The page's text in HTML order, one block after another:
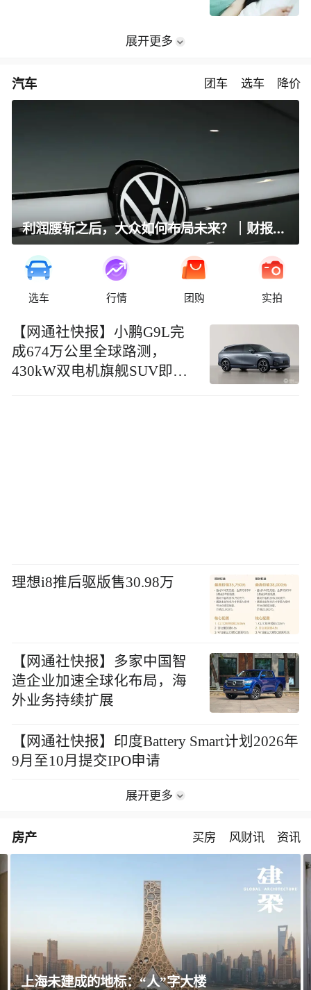
展开更多
汽车 团车 选车 降价
利润腰斩之后，大众如何布局未来？｜财报全视角
选车 行情 团购 实拍
【网通社快报】小鹏G9L完
成674万公里全球路测，
430kW双电机旗舰SUV即将
理想i8推后驱版售30.98万
【网通社快报】多家中国智
造企业加速全球化布局，海
外业务持续扩展
【网通社快报】印度Battery Smart计划2026年
9月至10月提交IPO申请
展开更多
房产 买房 风财讯 资讯
“人”字大楼 飘窗竟然能变身全